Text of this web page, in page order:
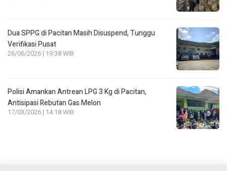
Dua SPPG di Pacitan Masih Disuspend, Tunggu
Verifikasi Pusat
26/06/2026 | 19:38 WIB
Polisi Amankan Antrean LPG 3 Kg di Pacitan,
Antisipasi Rebutan Gas Melon
17/03/2026 | 14:18 WIB